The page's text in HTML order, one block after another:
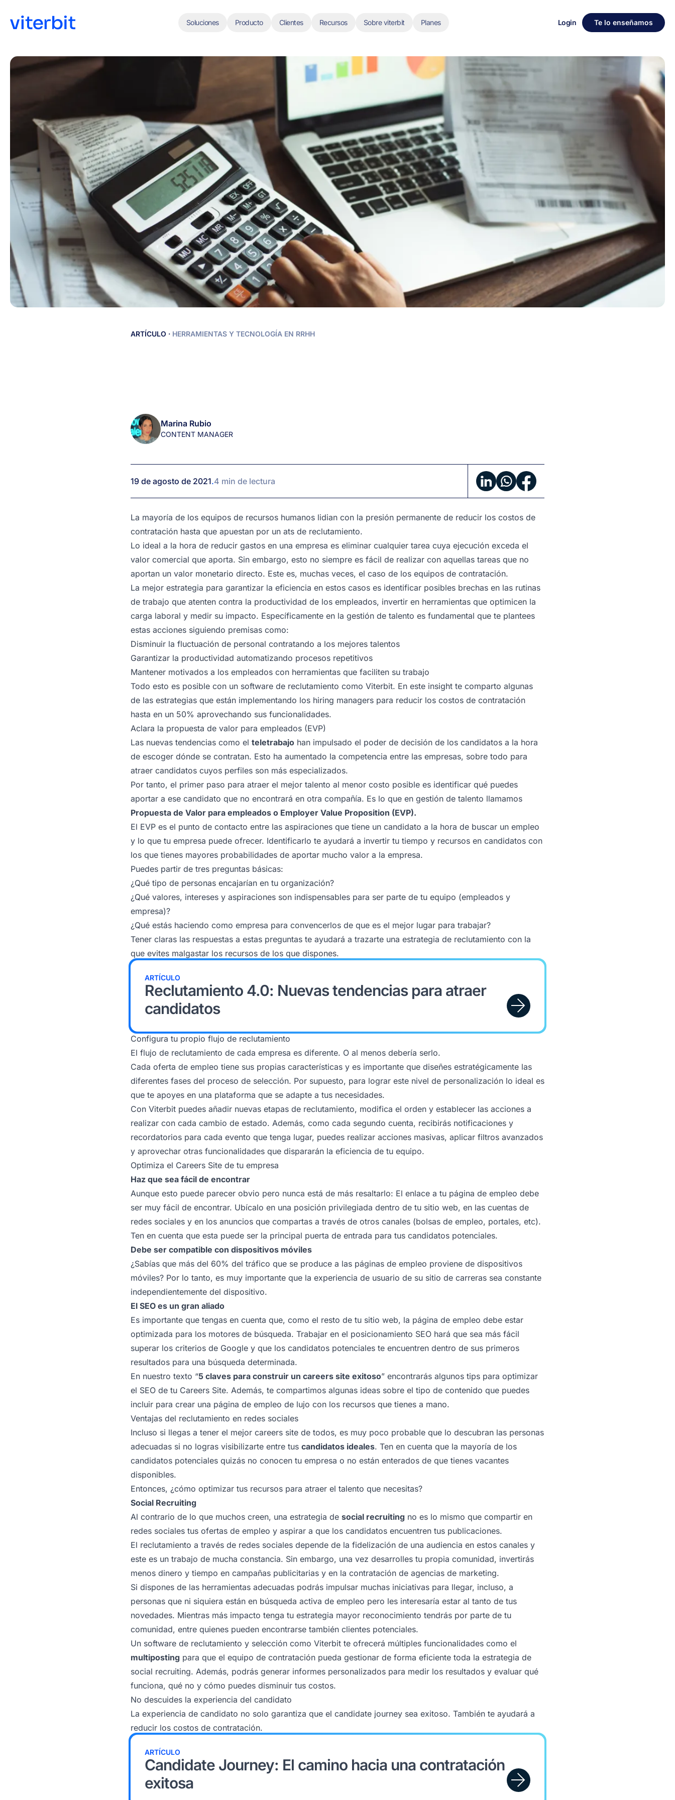
Login Te lo enseñamos
Soluciones Producto Clientes Recursos Sobre viterbit Planes
¿Cómo
ATS
de
reclutamiento?
ARTÍCULO · HERRAMIENTAS Y TECNOLOGÍA EN RRHH
Marina Rubio
CONTENT MANAGER
19 de agosto de 2021.4 min de lectura
La mayoría de los equipos de recursos humanos lidian con la presión permanente de reducir los costos de
contratación hasta que apuestan por un ats de reclutamiento.
Lo ideal a la hora de reducir gastos en una empresa es eliminar cualquier tarea cuya ejecución exceda el
valor comercial que aporta. Sin embargo, esto no siempre es fácil de realizar con aquellas tareas que no
aportan un valor monetario directo. Este es, muchas veces, el caso de los equipos de contratación.
La mejor estrategia para garantizar la eficiencia en estos casos es identificar posibles brechas en las rutinas
de trabajo que atenten contra la productividad de los empleados, invertir en herramientas que optimicen la
carga laboral y medir su impacto. Específicamente en la gestión de talento es fundamental que te plantees
estas acciones siguiendo premisas como:
Disminuir la fluctuación de personal contratando a los mejores talentos
Garantizar la productividad automatizando procesos repetitivos
Mantener motivados a los empleados con herramientas que faciliten su trabajo
Todo esto es posible con un software de reclutamiento como Viterbit. En este insight te comparto algunas
de las estrategias que están implementando los hiring managers para reducir los costos de contratación
hasta en un 50% aprovechando sus funcionalidades.
Aclara la propuesta de valor para empleados (EVP)
Las nuevas tendencias como el teletrabajo han impulsado el poder de decisión de los candidatos a la hora
de escoger dónde se contratan. Esto ha aumentado la competencia entre las empresas, sobre todo para
atraer candidatos cuyos perfiles son más especializados.
Por tanto, el primer paso para atraer el mejor talento al menor costo posible es identificar qué puedes
aportar a ese candidato que no encontrará en otra compañía. Es lo que en gestión de talento llamamos
Propuesta de Valor para empleados o Employer Value Proposition (EVP).
El EVP es el punto de contacto entre las aspiraciones que tiene un candidato a la hora de buscar un empleo
y lo que tu empresa puede ofrecer. Identificarlo te ayudará a invertir tu tiempo y recursos en candidatos con
los que tienes mayores probabilidades de aportar mucho valor a la empresa.
Puedes partir de tres preguntas básicas:
¿Qué tipo de personas encajarían en tu organización?
¿Qué valores, intereses y aspiraciones son indispensables para ser parte de tu equipo (empleados y
empresa)?
¿Qué estás haciendo como empresa para convencerlos de que es el mejor lugar para trabajar?
Tener claras las respuestas a estas preguntas te ayudará a trazarte una estrategia de reclutamiento con la
que evites malgastar los recursos de los que dispones.
ARTÍCULO
Reclutamiento 4.0: Nuevas tendencias para atraer
candidatos
Configura tu propio flujo de reclutamiento
El flujo de reclutamiento de cada empresa es diferente. O al menos debería serlo.
Cada oferta de empleo tiene sus propias características y es importante que diseñes estratégicamente las
diferentes fases del proceso de selección. Por supuesto, para lograr este nivel de personalización lo ideal es
que te apoyes en una plataforma que se adapte a tus necesidades.
Con Viterbit puedes añadir nuevas etapas de reclutamiento, modifica el orden y establecer las acciones a
realizar con cada cambio de estado. Además, como cada segundo cuenta, recibirás notificaciones y
recordatorios para cada evento que tenga lugar, puedes realizar acciones masivas, aplicar filtros avanzados
y aprovechar otras funcionalidades que dispararán la eficiencia de tu equipo.
Optimiza el Careers Site de tu empresa
Haz que sea fácil de encontrar
Aunque esto puede parecer obvio pero nunca está de más resaltarlo: El enlace a tu página de empleo debe
ser muy fácil de encontrar. Ubícalo en una posición privilegiada dentro de tu sitio web, en las cuentas de
redes sociales y en los anuncios que compartas a través de otros canales (bolsas de empleo, portales, etc).
Ten en cuenta que esta puede ser la principal puerta de entrada para tus candidatos potenciales.
Debe ser compatible con dispositivos móviles
¿Sabías que más del 60% del tráfico que se produce a las páginas de empleo proviene de dispositivos
móviles? Por lo tanto, es muy importante que la experiencia de usuario de su sitio de carreras sea constante
independientemente del dispositivo.
El SEO es un gran aliado
Es importante que tengas en cuenta que, como el resto de tu sitio web, la página de empleo debe estar
optimizada para los motores de búsqueda. Trabajar en el posicionamiento SEO hará que sea más fácil
superar los criterios de Google y que los candidatos potenciales te encuentren dentro de sus primeros
resultados para una búsqueda determinada.
En nuestro texto “5 claves para construir un careers site exitoso” encontrarás algunos tips para optimizar
el SEO de tu Careers Site. Además, te compartimos algunas ideas sobre el tipo de contenido que puedes
incluir para crear una página de empleo de lujo con los recursos que tienes a mano.
Ventajas del reclutamiento en redes sociales
Incluso si llegas a tener el mejor careers site de todos, es muy poco probable que lo descubran las personas
adecuadas si no logras visibilizarte entre tus candidatos ideales. Ten en cuenta que la mayoría de los
candidatos potenciales quizás no conocen tu empresa o no están enterados de que tienes vacantes
disponibles.
Entonces, ¿cómo optimizar tus recursos para atraer el talento que necesitas?
Social Recruiting
Al contrario de lo que muchos creen, una estrategia de social recruiting no es lo mismo que compartir en
redes sociales tus ofertas de empleo y aspirar a que los candidatos encuentren tus publicaciones.
El reclutamiento a través de redes sociales depende de la fidelización de una audiencia en estos canales y
este es un trabajo de mucha constancia. Sin embargo, una vez desarrolles tu propia comunidad, invertirás
menos dinero y tiempo en campañas publicitarias y en la contratación de agencias de marketing.
Si dispones de las herramientas adecuadas podrás impulsar muchas iniciativas para llegar, incluso, a
personas que ni siquiera están en búsqueda activa de empleo pero les interesaría estar al tanto de tus
novedades. Mientras más impacto tenga tu estrategia mayor reconocimiento tendrás por parte de tu
comunidad, entre quienes pueden encontrarse también clientes potenciales.
Un software de reclutamiento y selección como Viterbit te ofrecerá múltiples funcionalidades como el
multiposting para que el equipo de contratación pueda gestionar de forma eficiente toda la estrategia de
social recruiting. Además, podrás generar informes personalizados para medir los resultados y evaluar qué
funciona, qué no y cómo puedes disminuir tus costos.
No descuides la experiencia del candidato
La experiencia de candidato no solo garantiza que el candidate journey sea exitoso. También te ayudará a
reducir los costos de contratación.
ARTÍCULO
Candidate Journey: El camino hacia una contratación
exitosa